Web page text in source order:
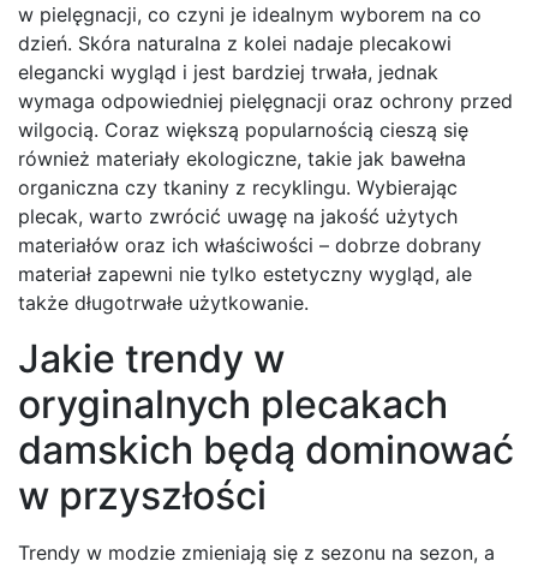
w pielęgnacji, co czyni je idealnym wyborem na co
dzień. Skóra naturalna z kolei nadaje plecakowi
elegancki wygląd i jest bardziej trwała, jednak
wymaga odpowiedniej pielęgnacji oraz ochrony przed
wilgocią. Coraz większą popularnością cieszą się
również materiały ekologiczne, takie jak bawełna
organiczna czy tkaniny z recyklingu. Wybierając
plecak, warto zwrócić uwagę na jakość użytych
materiałów oraz ich właściwości – dobrze dobrany
materiał zapewni nie tylko estetyczny wygląd, ale
także długotrwałe użytkowanie.
Jakie trendy w
oryginalnych plecakach
damskich będą dominować
w przyszłości
Trendy w modzie zmieniają się z sezonu na sezon, a